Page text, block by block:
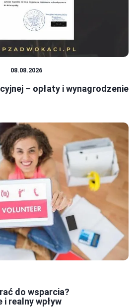
08.08.2026
– opłaty i wynagrodzenie
do wsparcia?
realny wpływ